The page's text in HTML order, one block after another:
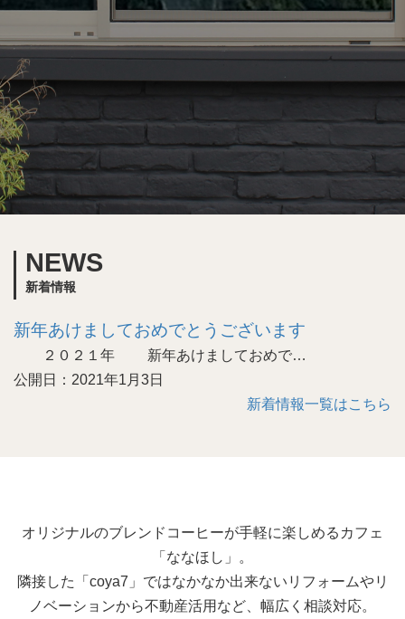
NEWS
新着情報
新年あけましておめでとうございます
２０２１年 新年あけましておめで…
公開日：2021年1月3日
新着情報一覧はこちら
オリジナルのブレンドコーヒーが手軽に楽しめるカフェ
「ななほし」。
隣接した「coya7」ではなかなか出来ないリフォームやリ
ノベーションから不動産活用など、幅広く相談対応。